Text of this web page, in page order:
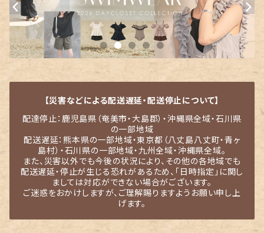
【災害などによる配送遅延・配送停止について】
配達停止：鹿児島県（奄美市・大島郡）・沖縄県全域・石川県
の一部地域
配送遅延：熊本県の一部地域・東京都（八丈島八丈町・青ヶ
島村）・石川県の一部地域・九州全域・沖縄県全域。
また、災害以外でも今後の状況により、その他の各地域でも
配送遅延・停止が生じる恐れがあるため、「日時指定」に関し
ましては対応ができない場合がございます。
ご迷惑をおかけしますが、ご理解賜りますようお願い申し上
げます。